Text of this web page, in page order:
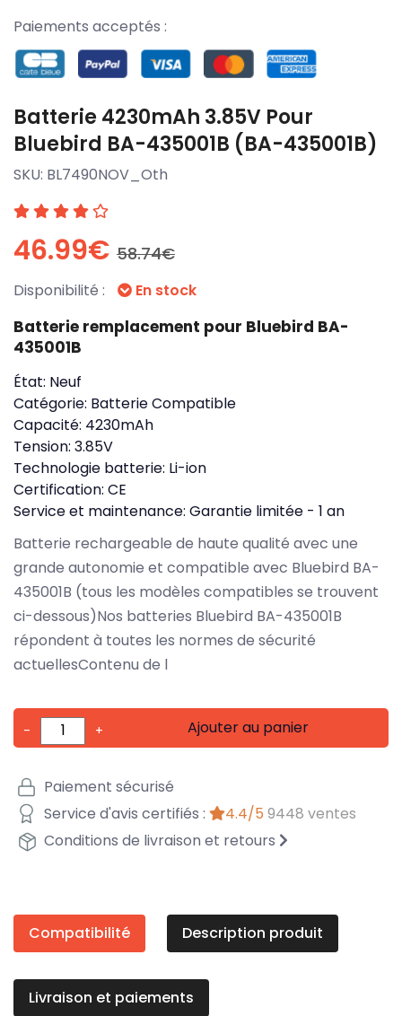
Paiements acceptés :
Batterie 4230mAh 3.85V Pour
Bluebird BA-435001B (BA-435001B)
SKU: BL7490NOV_Oth
46.99€ 58.74€
Disponibilité : En stock
Batterie remplacement pour Bluebird BA-
435001B
État: Neuf
Catégorie: Batterie Compatible
Capacité: 4230mAh
Tension: 3.85V
Technologie batterie: Li-ion
Certification: CE
Service et maintenance: Garantie limitée - 1 an
Batterie rechargeable de haute qualité avec une
grande autonomie et compatible avec Bluebird BA-
435001B (tous les modèles compatibles se trouvent
ci-dessous)Nos batteries Bluebird BA-435001B
répondent à toutes les normes de sécurité
actuellesContenu de l
- + Ajouter au panier
Paiement sécurisé
Service d'avis certifiés :
4.4/5 9448 ventes
Conditions de livraison et retours
Compatibilité Description produit
Livraison et paiements